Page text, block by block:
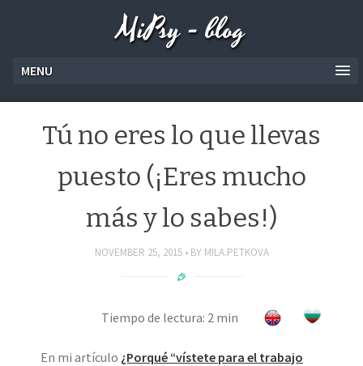
MiPsy - blog
MENU
Tú no eres lo que llevas
puesto (¡Eres mucho
más y lo sabes!)
NOVEMBER 25, 2015 BY MILA.PETKOVA
Tiempo de lectura: 2 min
En mi artículo ¿Porqué “vístete para el trabajo